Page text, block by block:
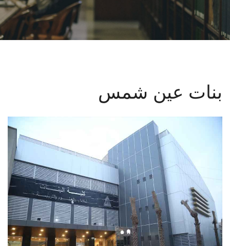
الشئون الأكاديمية
البحث العلمي
الأنظمة الذكية
الإعلام
تواصل معنا
الطلاب
هيئة التدريس
بنات عين شمس